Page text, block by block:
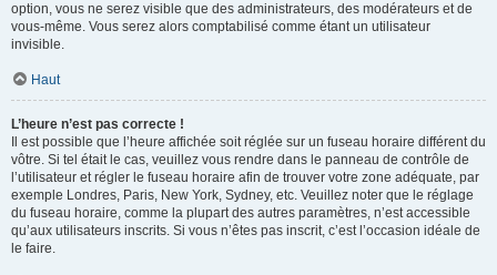
option, vous ne serez visible que des administrateurs, des modérateurs et de
vous-même. Vous serez alors comptabilisé comme étant un utilisateur
invisible.
Haut
L’heure n’est pas correcte !
Il est possible que l’heure affichée soit réglée sur un fuseau horaire différent du
vôtre. Si tel était le cas, veuillez vous rendre dans le panneau de contrôle de
l’utilisateur et régler le fuseau horaire afin de trouver votre zone adéquate, par
exemple Londres, Paris, New York, Sydney, etc. Veuillez noter que le réglage
du fuseau horaire, comme la plupart des autres paramètres, n’est accessible
qu’aux utilisateurs inscrits. Si vous n’êtes pas inscrit, c’est l’occasion idéale de
le faire.